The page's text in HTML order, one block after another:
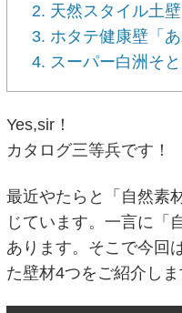
2. 天然スタイル土
3. ホタテ健康壁「
4. スーパー白洲そ
Yes,sir！
カタログ三等兵です！
最近やたらと「自然素
じています。一言に「
あります。そこで今回
た壁材4つをご紹介しま